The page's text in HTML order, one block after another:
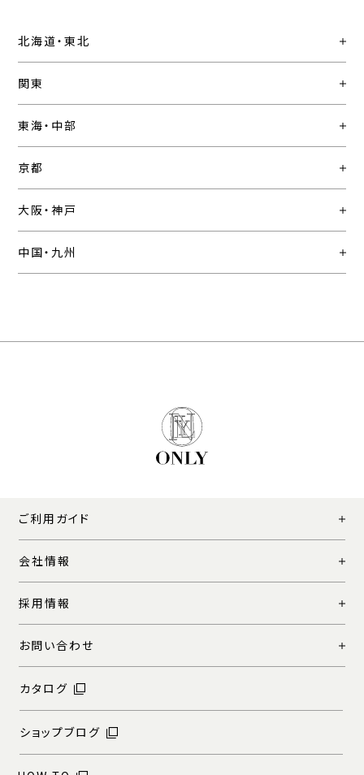
北海道・東北
関東
東海・中部
京都
大阪・神戸
中国・九州
ご利用ガイド
会社情報
採用情報
お問い合わせ
カタログ
ショップブログ